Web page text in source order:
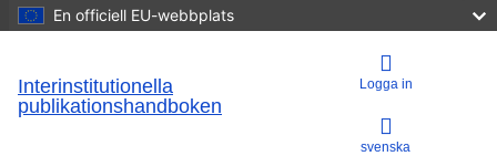
En officiell EU-webbplats
Interinstitutionella
publikationshandboken
Logga in
svenska